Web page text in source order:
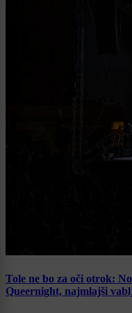
Tole ne bo za oči otrok:
Queernight, najmlajši